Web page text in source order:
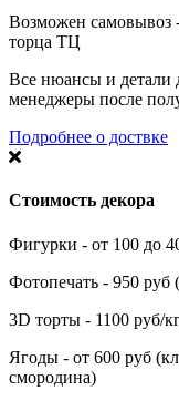
Возможен самовывоз
торца ТЦ
Все нюансы и детали
менеджеры после
Подробнее о доствке
Стоимость декора
Фигурки - от 100 до
Фотопечать - 950
3D торты - 1100 руб/
Ягоды - от 600 руб
смородина)